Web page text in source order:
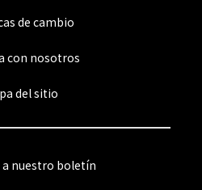
de cambio
con nosotros
del sitio
nuestro boletín